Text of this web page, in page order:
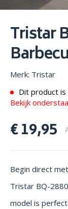
Tristar
Merk: Tristar
Dit product
Bekijk
€ 19,95
Begin direct
Tristar BQ-
model is